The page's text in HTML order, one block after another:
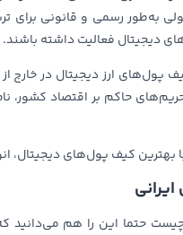
به‌طور رسمی و قانونی برای
دیجیتال فعالیت داشته باشند.
پول‌های ارز دیجیتال در خارج
حاکم بر اقتصاد کشور،
کیف پول‌های دیجیتال،
حتما این را هم می‌دانید